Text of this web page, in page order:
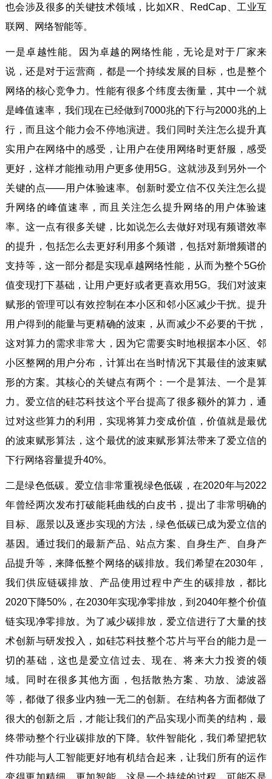
也会涉及很多的关键技术领域，比如XR、RedCap、工业互
联网、网络智能等。
一是卓越性能。因为卓越的网络性能，无论是对于厂家来
说，还是对于运营商，都是一个持续发展的目标，也是整个
网络的核心竞争力。性能有很多个纬度去衡量，其中一个就
是峰值速率，我们现在已经做到7000兆的下行与2000兆的上
行，而且这个能力会不停地演进。我们同时关注怎么提升真
实用户在网络中的感受，让用户在使用网络时更舒服，感受
更好，这样才能推动用户更多使用5G。这就涉及到另外一个
关键的点——用户体验速率。创新时爱立信不仅关注怎么提
升网络的峰值速率，而且关注怎么提升网络的用户体验速
率。这一点有很多关键，比如说怎么去做好对现有频谱效率
的提升，包括怎么去更好利用多个频谱，包括对新增频谱的
支持等，这一部分都是实现卓越网络性能，从而为整个5G价
值变现打下基础，让用户更好或者更喜欢用5G。我们对波束
赋形的管理可以有效控制在本小区和邻小区减少干扰。提升
用户得到的能量与更精确的波束，从而减少不必要的干扰，
这对算力的需求非常大，因为它需要实时地根据本小区、邻
小区整网的用户分布，计算出在当时情况下其最佳的波束赋
形的方案。其核心的关键点有两个：一个是算法、一个是算
力。爱立信的硅芯科技这个平台提高了很多额外的算力，通
过对这些算力的利用，实现将算力变成价值，价值就是最优
的波束赋形算法，这个最优的波束赋形算法带来了爱立信的
下行网络容量提升40%。
二是绿色低碳。爱立信非常重视绿色低碳，在2020年与2022
年曾经两次发布打破能耗曲线的白皮书，提出了非常明确的
目标、愿景以及逐步实现的方法，绿色低碳已成为爱立信的
基因。通过我们的最新产品、站点方案、自身生产、自身产
品提升等，来降低整个网络的碳排放。我们希望在2030年，
我们供应链碳排放、产品使用过程中产生的碳排放，都比
2020下降50%，在2030年实现净零排放，到2040年整个价值
链实现净零排放。为了减少碳排放，爱立信进行了大量的技
术创新与研发投入，如硅芯科技整个芯片与平台的能力是一
切的基础，这也是爱立信过去、现在、将来大力投资的领
域。同时在很多其他方面，包括散热方案、功放、滤波器
等，都做了很多业内独一无二的创新。在结构各方面都做了
很大的创新之后，才能让我们的产品实现小而美的结构，最
终带动整个行业碳排放的下降。软件智能化，我们希望把软
件功能与人工智能更好地有机结合起来，让我们所有的运作
变得更加精细、更加智能。这是一个持续的过程，可能不是